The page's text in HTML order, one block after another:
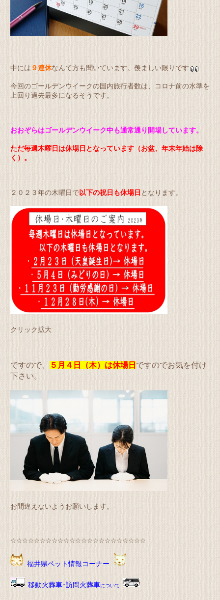
中には ９連休なんて方も聞いています。羨ましい限りです
今回のゴールデンウイークの国内旅行者数は、コロナ前の水準を
上回り過去最多になるそうです。
おおぞらはゴールデンウイーク中も通常通り開場しています。
ただ毎週木曜日は休場日となっています（お盆、年末年始は除
く）。
２０２３年の木曜日で以下の祝日も休場日 となります。
クリック拡大
ですので、 ５月４日（木）は休場日 ですのでお気を付け
下さい。
お間違えないようお願いします。
☆☆☆☆☆☆☆☆☆☆☆☆☆☆☆☆☆☆☆☆☆☆☆
福井県ペット情報コーナー
移動火葬車･訪問火葬車について